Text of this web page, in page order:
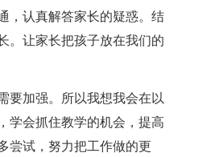
，认真解答家长的疑惑。结
。让家长把孩子放在我们的
要加强。所以我想我会在以
学会抓住教学的机会，提高
尝试，努力把工作做的更